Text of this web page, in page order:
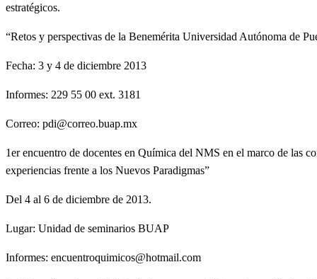
estratégicos.
“Retos y perspectivas de la Benemérita Universidad Autónoma de
Fecha: 3 y 4 de diciembre 2013
Informes: 229 55 00 ext. 3181
Correo: pdi@correo.buap.mx
1er encuentro de docentes en Química del NMS en el marco de las
experiencias frente a los Nuevos Paradigmas”
Del 4 al 6 de diciembre de 2013.
Lugar: Unidad de seminarios BUAP
Informes: encuentroquimicos@hotmail.com